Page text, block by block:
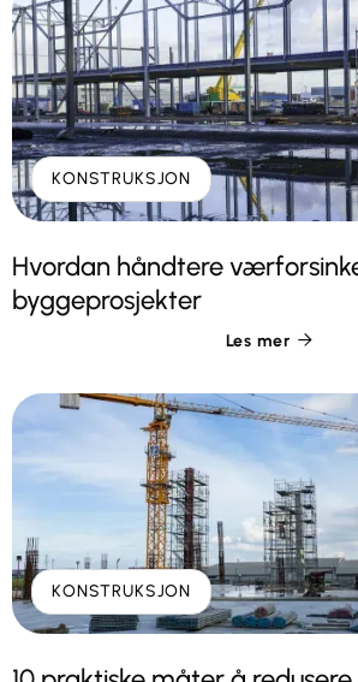
KONSTRUKSJON
Hvordan håndtere
byggeprosjekter
Les mer 
KONSTRUKSJON